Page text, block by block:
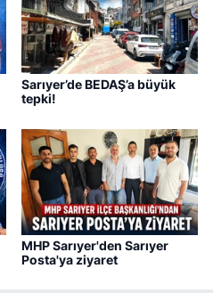
Sarıyer’de BEDAŞ’a büyük
tepki!
MHP Sarıyer'den Sarıyer
Posta'ya ziyaret